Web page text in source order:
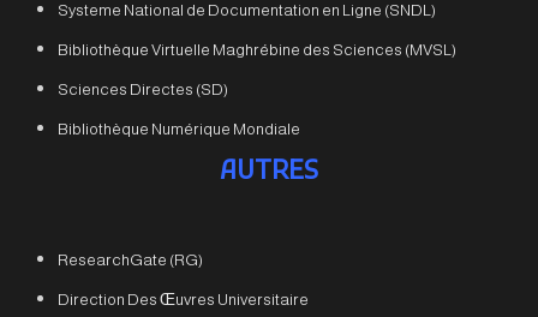
Systeme National de Documentation en Ligne (SNDL)
Bibliothèque Virtuelle Maghrébine des Sciences (MVSL)
Sciences Directes (SD)
Bibliothèque Numérique Mondiale
AUTRES
ResearchGate (RG)
Direction Des Œuvres Universitaire